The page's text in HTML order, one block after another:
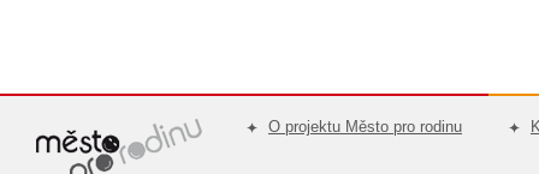
O projektu Město pro rodinu